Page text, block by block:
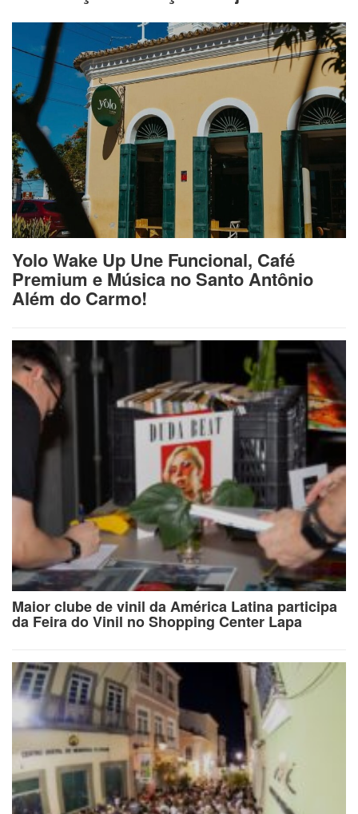
Yolo Wake Up Une Funcional, Café
Premium e Música no Santo Antônio
Além do Carmo!
Maior clube de vinil da América Latina participa
da Feira do Vinil no Shopping Center Lapa